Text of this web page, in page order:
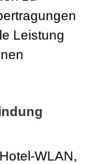
Leistung
WLAN,